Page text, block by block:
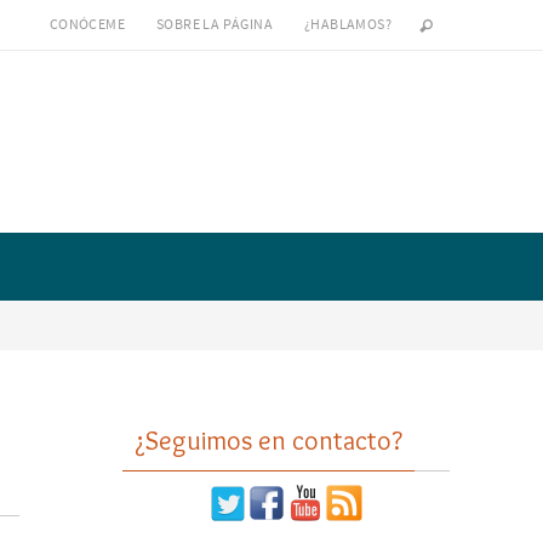
CONÓCEME SOBRE LA PÁGINA ¿HABLAMOS?
¿Seguimos en contacto?